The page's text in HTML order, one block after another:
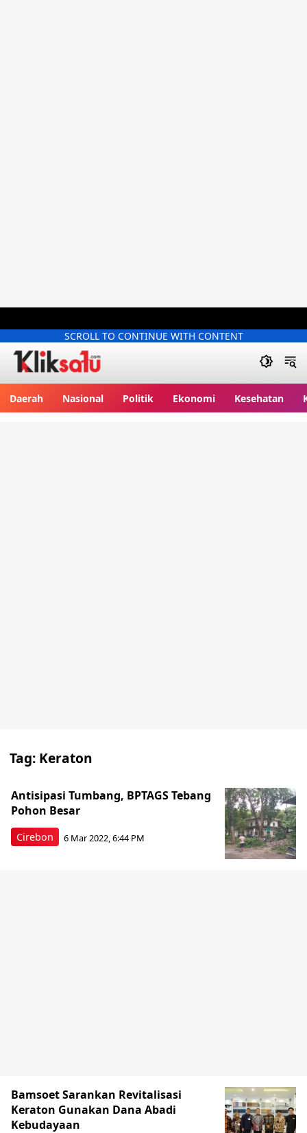
SCROLL TO CONTINUE WITH CONTENT
Daerah Nasional Politik Ekonomi Kesehatan
Tag: Keraton
Cirebon
Antisipasi Tumbang, BPTAGS Tebang
Pohon Besar
6 Mar 2022, 6:44 PM
Bamsoet Sarankan Revitalisasi
Keraton Gunakan Dana Abadi
Kebudayaan